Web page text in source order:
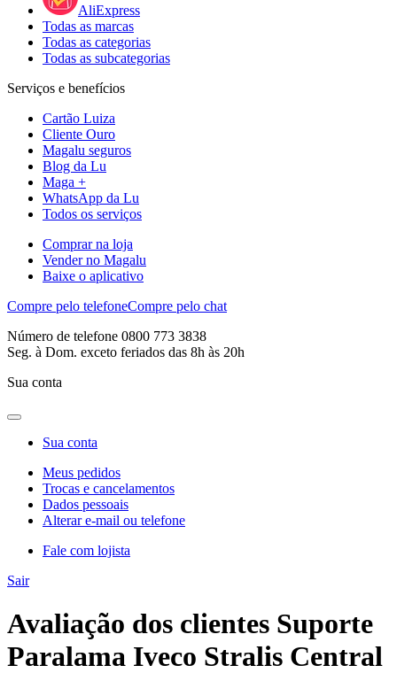
AliExpress
Todas as marcas
Todas as categorias
Todas as subcategorias
Serviços e benefícios
Cartão Luiza
Cliente Ouro
Magalu seguros
Blog da Lu
Maga +
WhatsApp da Lu
Todos os serviços
Comprar na loja
Vender no Magalu
Baixe o aplicativo
Compre pelo telefoneCompre pelo chat
Número de telefone 0800 773 3838
Seg. à Dom. exceto feriados das 8h às 20h
Sua conta
Sua conta
Meus pedidos
Trocas e cancelamentos
Dados pessoais
Alterar e-mail ou telefone
Fale com lojista
Sair
Avaliação dos clientes Suporte
Paralama Iveco Stralis Central